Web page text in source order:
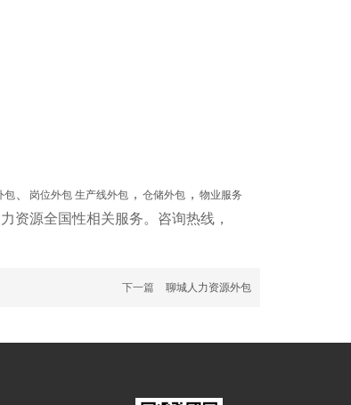
包 岗位外包 生产线外包 ， 仓储外包 ， 物业服务
资源全国性相关服务。咨询热线，
下一篇 聊城人力资源外包